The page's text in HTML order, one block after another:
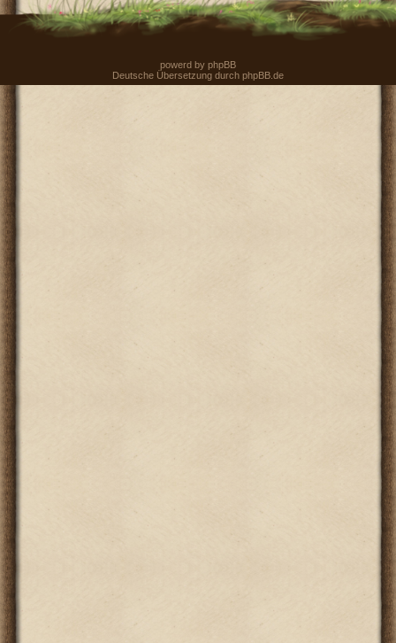
powerd by phpBB
Deutsche Übersetzung durch phpBB.de